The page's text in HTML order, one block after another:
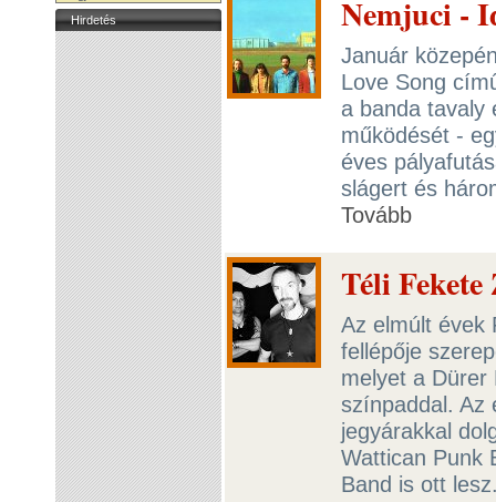
Hirdetés Nemjuci -
Január
Love Song
a banda tavaly
működését -
éves
slágert és
Tovább
Téli
Az elmúlt évek
fellépője
melyet a Dürer
színpaddal. Az
jegyárakkal
Wattican Punk
Band is ott